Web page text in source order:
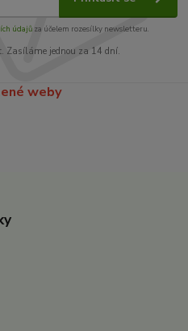
údajůza účelem rozesílky newsletteru.
Zasíláme jednou za 14 dní.
weby